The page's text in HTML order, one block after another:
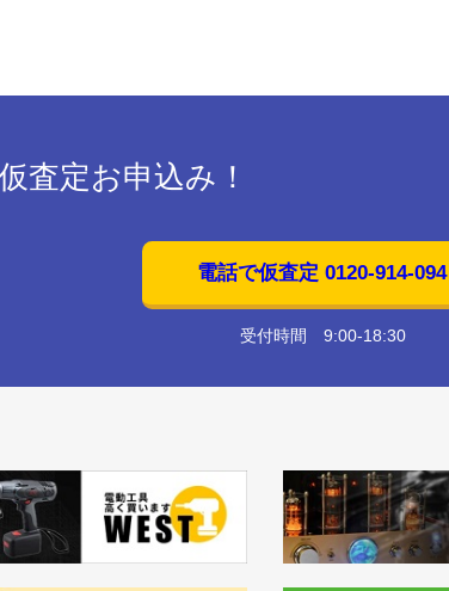
査定お申込み！
電話で仮査定 0120-914-094
受付時間 9:00-18:30